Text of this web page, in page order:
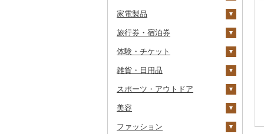
土佐あかうし
佐賀牛
長崎和牛
あか牛
宮崎牛
さんま
鯛
のどぐろ
ふぐ
ブリ
その他鮮魚
ポンカン
その他柑橘
その他ドライフルーツ
ブルーベリー
パイナップル
栗
その他果物
その他野菜
羊羹
饅頭
大福
その他和菓子
餃子
シュウマイ
コロッケ
その他惣菜
カレー・シチュー
カレー
シチュー
鍋
肉
魚
その他鍋
ピザ
レトルト
スープ
豆腐・納豆
豆腐
漬物
砂糖
塩
醤油
味噌
酢
だし
食用油
家電製品
季節・空調家電
キッチン家電
照明器具
パソコン・周辺機器
TV・オーディオ・カメラ
美容・健康家電
旅行券・宿泊券
旅行券
JTBふるさと旅行クー
その他旅行券
宿泊券
体験・チケット
PayPay商品券
食事券
温泉・サウナ・スパ利用
雑貨・日用品
家具・インテリア
机・テーブル
寝具
布団
タオル
スポーツ・アウトドア
ゴルフ
ゴルフボール
釣り
美容
スキンケア
ファッション